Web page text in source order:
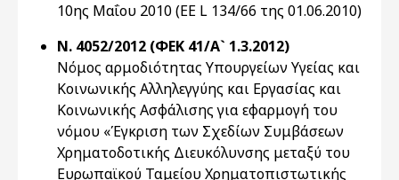
10ης Μαΐου 2010 (EE L 134/66 της 01.06.2010)
Ν. 4052/2012 (ΦΕΚ 41/Α` 1.3.2012)
Νόμος αρμοδιότητας Υπουργείων Υγείας και
Κοινωνικής Αλληλεγγύης και Εργασίας και
Κοινωνικής Ασφάλισης για εφαρμογή του
νόμου «Έγκριση των Σχεδίων Συμβάσεων
Χρηματοδοτικής Διευκόλυνσης μεταξύ του
Ευρωπαϊκού Ταμείου Χρηματοπιστωτικής